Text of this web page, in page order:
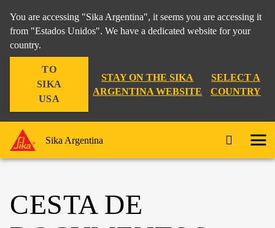
You are accessing "Sika Argentina", it seems you are accessing it
from "Estados Unidos". We have a dedicated website for your
country.
TO
SIKA
USA
STAY ON THE SIKA
ARGENTINA WEBSITE
SELECT A
COUNTRY
Sika Argentina
CESTA DE